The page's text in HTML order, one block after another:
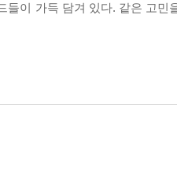
이 가득 담겨 있다. 같은 고